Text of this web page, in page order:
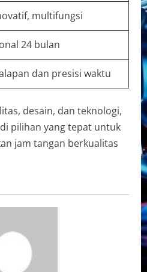
multifungsi
24 bulan
dan presisi waktu
desain, dan teknologi,
pilihan yang tepat untuk
jam tangan berkualitas